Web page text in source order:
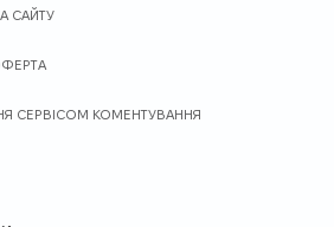
САЙТУ
СЕРВІСОМ КОМЕНТУВАННЯ